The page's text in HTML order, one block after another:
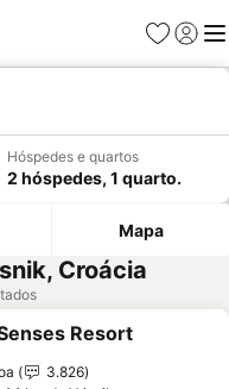
Favoritos
Iniciar
Hóspedes e quartos
2 hóspedes, 1 quarto.
Mapa
Croácia
aos favoritos
Resort
3.826